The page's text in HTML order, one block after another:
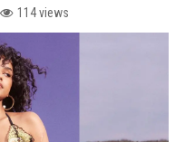
114 views